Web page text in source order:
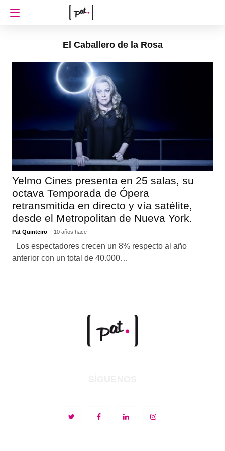
El Caballero de la Rosa
Yelmo Cines presenta en 25 salas, su
octava Temporada de Ópera
retransmitida en directo y vía satélite,
desde el Metropolitan de Nueva York.
Pat Quinteiro 10 años hace
Los espectadores crecen un 8% respecto al año
anterior con un total de 40.000…